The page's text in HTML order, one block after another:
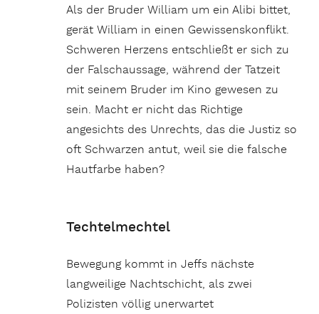
Als der Bruder William um ein Alibi bittet,
gerät William in einen Gewissenskonflikt.
Schweren Herzens entschließt er sich zu
der Falschaussage, während der Tatzeit
mit seinem Bruder im Kino gewesen zu
sein. Macht er nicht das Richtige
angesichts des Unrechts, das die Justiz so
oft Schwarzen antut, weil sie die falsche
Hautfarbe haben?
Techtelmechtel
Bewegung kommt in Jeffs nächste
langweilige Nachtschicht, als zwei
Polizisten völlig unerwartet